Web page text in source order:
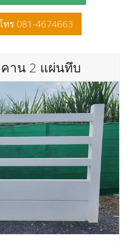
ร 081-4674663
าน 2 แผ่นทึบ